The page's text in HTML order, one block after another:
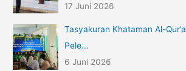
17 Juni 2026
Tasyakuran Khataman Al-
Pele…
6 Juni 2026